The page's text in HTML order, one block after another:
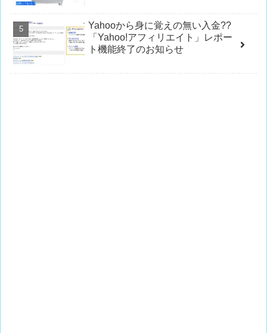
Yahooから身に覚えの無い入金??
「Yahoo!アフィリエイト」レポー
ト機能終了のお知らせ